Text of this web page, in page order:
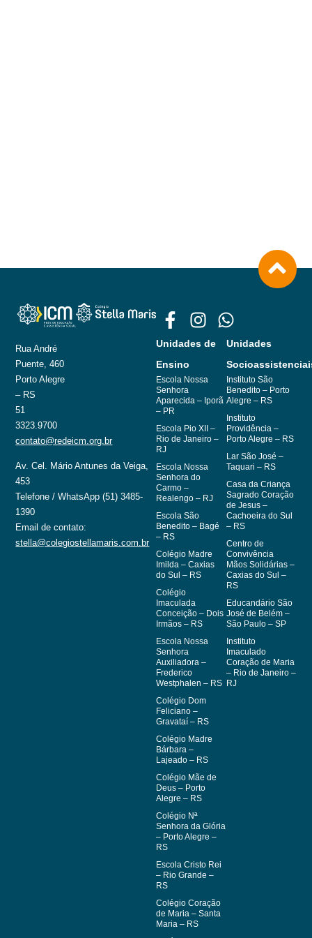
Rua André
Puente, 460
Porto Alegre
– RS
51
3323.9700
contato@redeicm.org.br
Av. Cel. Mário Antunes da Veiga,
453
Telefone / WhatsApp (51) 3485-
1390
Email de contato:
stella@colegiostellamaris.com.br
Unidades de
Ensino
Escola Nossa
Senhora
Aparecida – Iporã
– PR
Escola Pio XII –
Rio de Janeiro –
RJ
Escola Nossa
Senhora do
Carmo –
Realengo – RJ
Escola São
Benedito – Bagé
– RS
Colégio Madre
Imilda – Caxias
do Sul – RS
Colégio
Imaculada
Conceição – Dois
Irmãos – RS
Escola Nossa
Senhora
Auxiliadora –
Frederico
Westphalen – RS
Colégio Dom
Feliciano –
Gravataí – RS
Colégio Madre
Bárbara –
Lajeado – RS
Colégio Mãe de
Deus – Porto
Alegre – RS
Colégio Nª
Senhora da Glória
– Porto Alegre –
RS
Escola Cristo Rei
– Rio Grande –
RS
Colégio Coração
de Maria – Santa
Maria – RS
Unidades
Instituto São
Benedito – Porto
Alegre – RS
Instituto
Providência –
Porto Alegre – RS
Lar São José –
Taquari – RS
Casa da Criança
Sagrado Coração
de Jesus –
Cachoeira do Sul
– RS
Centro de
Convivência
Mãos Solidárias –
Caxias do Sul –
RS
Educandário São
José de Belém –
São Paulo – SP
Instituto
Imaculado
Coração de Maria
– Rio de Janeiro –
RJ